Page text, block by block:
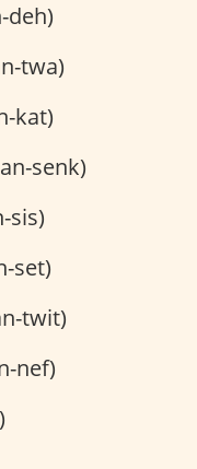
deh)
twa)
kat)
senk)
sis)
set)
twit)
nef)